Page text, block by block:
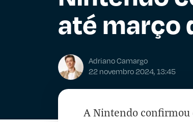
até março
Adriano Camargo
22 novembro 2024, 13:45
A Nintendo confirmou